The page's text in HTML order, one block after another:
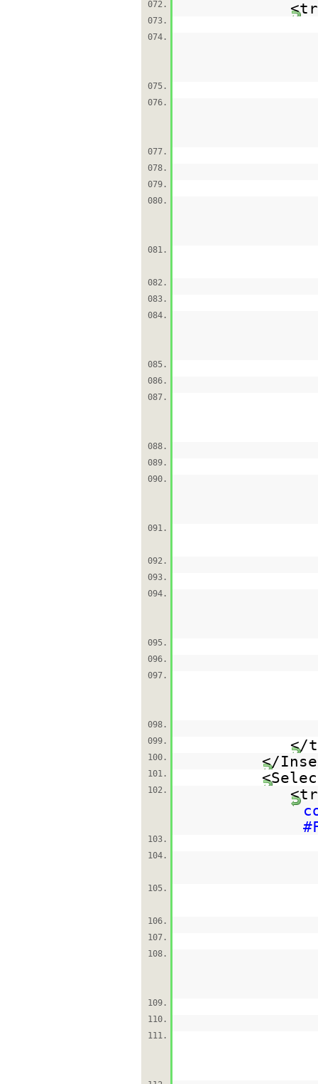
072.
073.
074.
075.
076.
077.
078.
079.
080.
081.
082.
083.
084.
085.
086.
087.
088.
089.
090.
091.
092.
093.
094.
095.
096.
097.
098.
099.
</
100. </
101.
102.
103.
104.
105.
106.
107.
108.
109.
110.
111.